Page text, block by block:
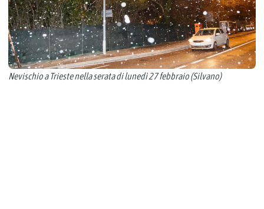
Nevischio a Trieste nella serata di lunedì 27 febbraio (Silvano)